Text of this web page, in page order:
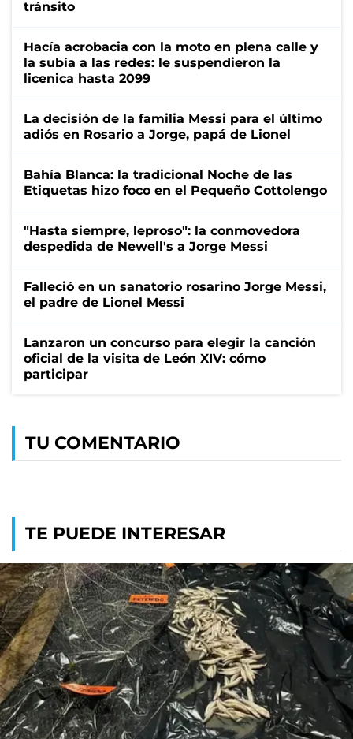
tránsito
Hacía acrobacia con la moto en plena calle y
la subía a las redes: le suspendieron la
licenica hasta 2099
La decisión de la familia Messi para el último
adiós en Rosario a Jorge, papá de Lionel
Bahía Blanca: la tradicional Noche de las
Etiquetas hizo foco en el Pequeño Cottolengo
"Hasta siempre, leproso": la conmovedora
despedida de Newell's a Jorge Messi
Falleció en un sanatorio rosarino Jorge Messi,
el padre de Lionel Messi
Lanzaron un concurso para elegir la canción
oficial de la visita de León XIV: cómo
participar
TU COMENTARIO
TE PUEDE INTERESAR